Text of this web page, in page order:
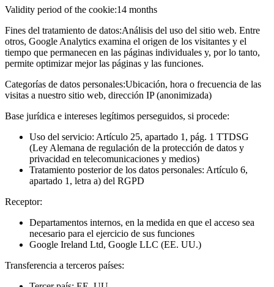
Validity period of the cookie:14 months
Fines del tratamiento de datos:Análisis del uso del sitio web. Entre
otros, Google Analytics examina el origen de los visitantes y el
tiempo que permanecen en las páginas individuales y, por lo tanto,
permite optimizar mejor las páginas y las funciones.
Categorías de datos personales:Ubicación, hora o frecuencia de las
visitas a nuestro sitio web, dirección IP (anonimizada)
Base jurídica e intereses legítimos perseguidos, si procede:
Uso del servicio: Artículo 25, apartado 1, pág. 1 TTDSG
(Ley Alemana de regulación de la protección de datos y
privacidad en telecomunicaciones y medios)
Tratamiento posterior de los datos personales: Artículo 6,
apartado 1, letra a) del RGPD
Receptor:
Departamentos internos, en la medida en que el acceso sea
necesario para el ejercicio de sus funciones
Google Ireland Ltd, Google LLC (EE. UU.)
Transferencia a terceros países: